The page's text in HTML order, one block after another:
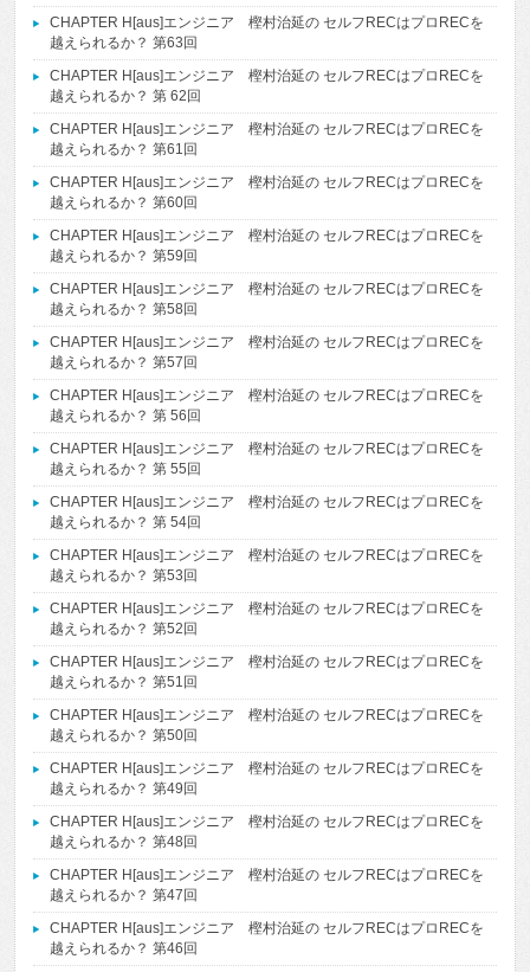
CHAPTER H[aus]エンジニア 樫村治延の セルフRECはプロRECを
越えられるか？ 第63回
CHAPTER H[aus]エンジニア 樫村治延の セルフRECはプロRECを
越えられるか？ 第 62回
CHAPTER H[aus]エンジニア 樫村治延の セルフRECはプロRECを
越えられるか？ 第61回
CHAPTER H[aus]エンジニア 樫村治延の セルフRECはプロRECを
越えられるか？ 第60回
CHAPTER H[aus]エンジニア 樫村治延の セルフRECはプロRECを
越えられるか？ 第59回
CHAPTER H[aus]エンジニア 樫村治延の セルフRECはプロRECを
越えられるか？ 第58回
CHAPTER H[aus]エンジニア 樫村治延の セルフRECはプロRECを
越えられるか？ 第57回
CHAPTER H[aus]エンジニア 樫村治延の セルフRECはプロRECを
越えられるか？ 第 56回
CHAPTER H[aus]エンジニア 樫村治延の セルフRECはプロRECを
越えられるか？ 第 55回
CHAPTER H[aus]エンジニア 樫村治延の セルフRECはプロRECを
越えられるか？ 第 54回
CHAPTER H[aus]エンジニア 樫村治延の セルフRECはプロRECを
越えられるか？ 第53回
CHAPTER H[aus]エンジニア 樫村治延の セルフRECはプロRECを
越えられるか？ 第52回
CHAPTER H[aus]エンジニア 樫村治延の セルフRECはプロRECを
越えられるか？ 第51回
CHAPTER H[aus]エンジニア 樫村治延の セルフRECはプロRECを
越えられるか？ 第50回
CHAPTER H[aus]エンジニア 樫村治延の セルフRECはプロRECを
越えられるか？ 第49回
CHAPTER H[aus]エンジニア 樫村治延の セルフRECはプロRECを
越えられるか？ 第48回
CHAPTER H[aus]エンジニア 樫村治延の セルフRECはプロRECを
越えられるか？ 第47回
CHAPTER H[aus]エンジニア 樫村治延の セルフRECはプロRECを
越えられるか？ 第46回